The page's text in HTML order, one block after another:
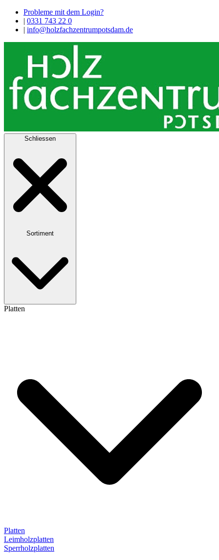
Probleme mit dem Login?
| 0331 743 22 0
| info@holzfachzentrumpotsdam.de
Schliessen
Sortiment
Platten
Platten
Leimholzplatten
Sperrholzplatten